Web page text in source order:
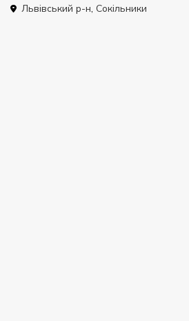
Львівський р-н, Сокільники